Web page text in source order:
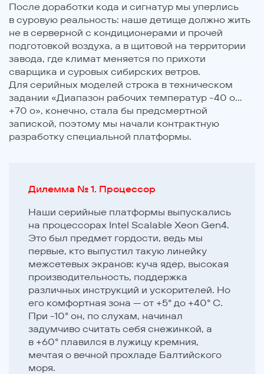
После доработки кода и сигнатур мы уперлись
в суровую реальность: наше детище должно жить
не в серверной с кондиционерами и прочей
подготовкой воздуха, а в щитовой на территории
завода, где климат меняется по прихоти
сварщика и суровых сибирских ветров.
Для серийных моделей строка в техническом
задании «Диапазон рабочих температур -40 о…
+70 о», конечно, стала бы предсмертной
запиской, поэтому мы начали контрактную
разработку специальной платформы.
Дилемма № 1. Процессор
Наши серийные платформы выпускались
на процессорах Intel Scalable Xeon Gen4.
Это был предмет гордости, ведь мы
первые, кто выпустил такую линейку
межсетевых экранов: куча ядер, высокая
производительность, поддержка
различных инструкций и ускорителей. Но
его комфортная зона — от +5° до +40° C.
При -10° он, по слухам, начинал
задумчиво считать себя снежинкой, а
в +60° плавился в лужицу кремния,
мечтая о вечной прохладе Балтийского
моря.